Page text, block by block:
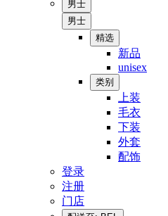
男士
男士
精选
新品
unisex
类别
上装
毛衣
下装
外套
配饰
登录
注册
门店